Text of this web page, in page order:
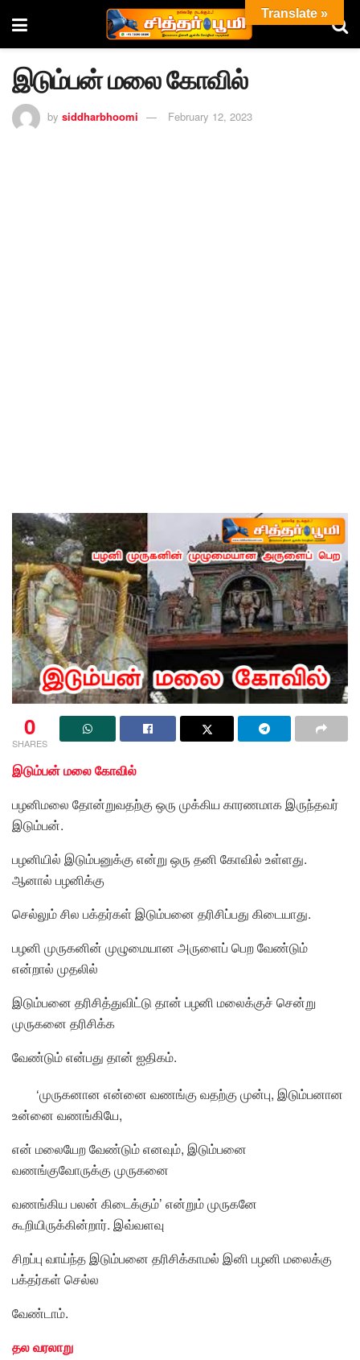
இடும்பன் மலை கோவில்
by siddharbhoomi February 12, 2023
0
SHARES
இடும்பன் மலை கோவில்
பழனிமலை தோன்றுவதற்கு ஒரு முக்கிய காரணமாக இருந்தவர்
இடும்பன்.
பழனியில் இடும்பனுக்கு என்று ஒரு தனி கோவில் உள்ளது.
ஆனால் பழனிக்கு
செல்லும் சில பக்தர்கள் இடும்பனை தரிசிப்பது கிடையாது.
பழனி முருகனின் முழுமையான அருளைப் பெற வேண்டும்
என்றால் முதலில்
இடும்பனை தரிசித்துவிட்டு தான் பழனி மலைக்குச் சென்று
முருகனை தரிசிக்க
வேண்டும் என்பது தான் ஐதிகம்.
‘முருகனான என்னை வணங்கு வதற்கு முன்பு, இடும்பனான
உன்னை வணங்கியே,
என் மலையேற வேண்டும் எனவும், இடும்பனை
வணங்குவோருக்கு முருகனை
வணங்கிய பலன் கிடைக்கும்’ என்றும் முருகனே
கூறியிருக்கின்றார். இவ்வளவு
சிறப்பு வாய்ந்த இடும்பனை தரிசிக்காமல் இனி பழனி மலைக்கு
பக்தர்கள் செல்ல
வேண்டாம்.
தல வரலாறு
Translate »